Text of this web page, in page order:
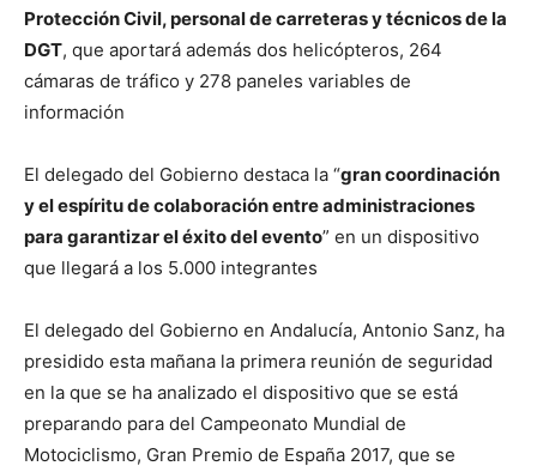
Protección Civil, personal de carreteras y técnicos de la
DGT, que aportará además dos helicópteros, 264
cámaras de tráfico y 278 paneles variables de
información
El delegado del Gobierno destaca la “gran coordinación
y el espíritu de colaboración entre administraciones
para garantizar el éxito del evento” en un dispositivo
que llegará a los 5.000 integrantes
El delegado del Gobierno en Andalucía, Antonio Sanz, ha
presidido esta mañana la primera reunión de seguridad
en la que se ha analizado el dispositivo que se está
preparando para del Campeonato Mundial de
Motociclismo, Gran Premio de España 2017, que se